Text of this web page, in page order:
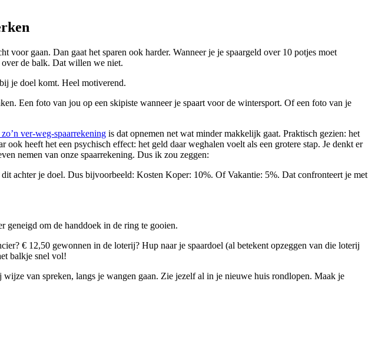
gaan. Dan gaat het sparen ook harder. Wanneer je je spaargeld over 10 potjes moet
over de balk. Dat willen we niet.
je doel komt. Heel motiverend.
Een foto van jou op een skipiste wanneer je spaart voor de wintersport. Of een foto van je
ver-weg-spaarrekening is dat opnemen net wat minder makkelijk gaat. Praktisch gezien: het
heeft het een psychisch effect: het geld daar weghalen voelt als een grotere stap. Je denkt er
nemen van onze spaarrekening. Dus ik zou zeggen:
achter je doel. Dus bijvoorbeeld: Kosten Koper: 10%. Of Vakantie: 5%. Dat confronteert je met
geneigd om de handdoek in de ring te gooien.
€ 12,50 gewonnen in de loterij? Hup naar je spaardoel (al betekent opzeggen van die loterij
balkje snel vol!
van spreken, langs je wangen gaan. Zie jezelf al in je nieuwe huis rondlopen. Maak je